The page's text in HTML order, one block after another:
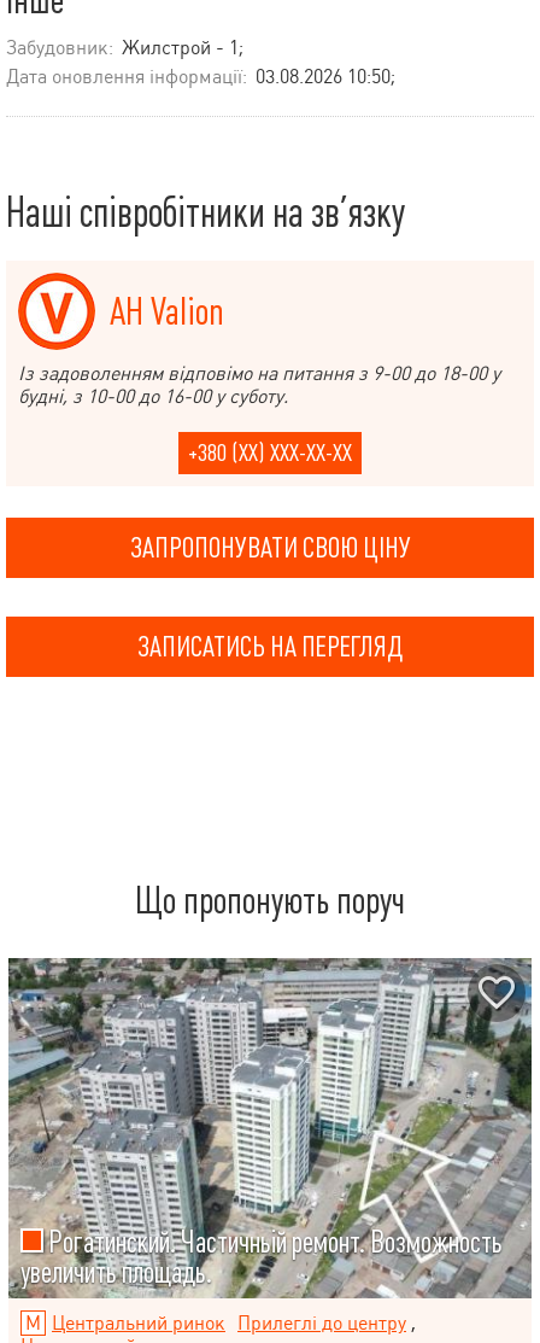
Забудовник: Жилстрой - 1;
Дата оновлення інформації: 03.08.2026 10:50;
Наші співробітники на зв’язку
АН Valion
Із задоволенням відповімо на питання з 9-00 до 18-00 у
будні, з 10-00 до 16-00 у суботу.
+380 (XX) XXX-XX-XX
ЗАПРОПОНУВАТИ СВОЮ ЦІНУ
ЗАПИСАТИСЬ НА ПЕРЕГЛЯД
Що пропонують поруч
Рогатинский. Частичньій ремонт. Возможность
увеличить площадь.
Центральний ринок Прилеглі до центру,